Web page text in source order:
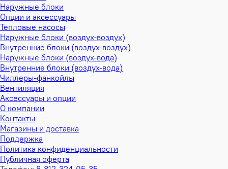
Наружные блоки
Опции и аксессуары
Тепловые насосы
Наружные блоки (воздух-воздух)
Внутренние блоки (воздух-воздух)
Наружные блоки (воздух-вода)
Внутренние блоки (воздух-вода)
Чиллеры-фанкойлы
Вентиляция
Аксессуары и опции
О компании
Контакты
Магазины и доставка
Поддержка
Политика конфиденциальности
Публичная оферта